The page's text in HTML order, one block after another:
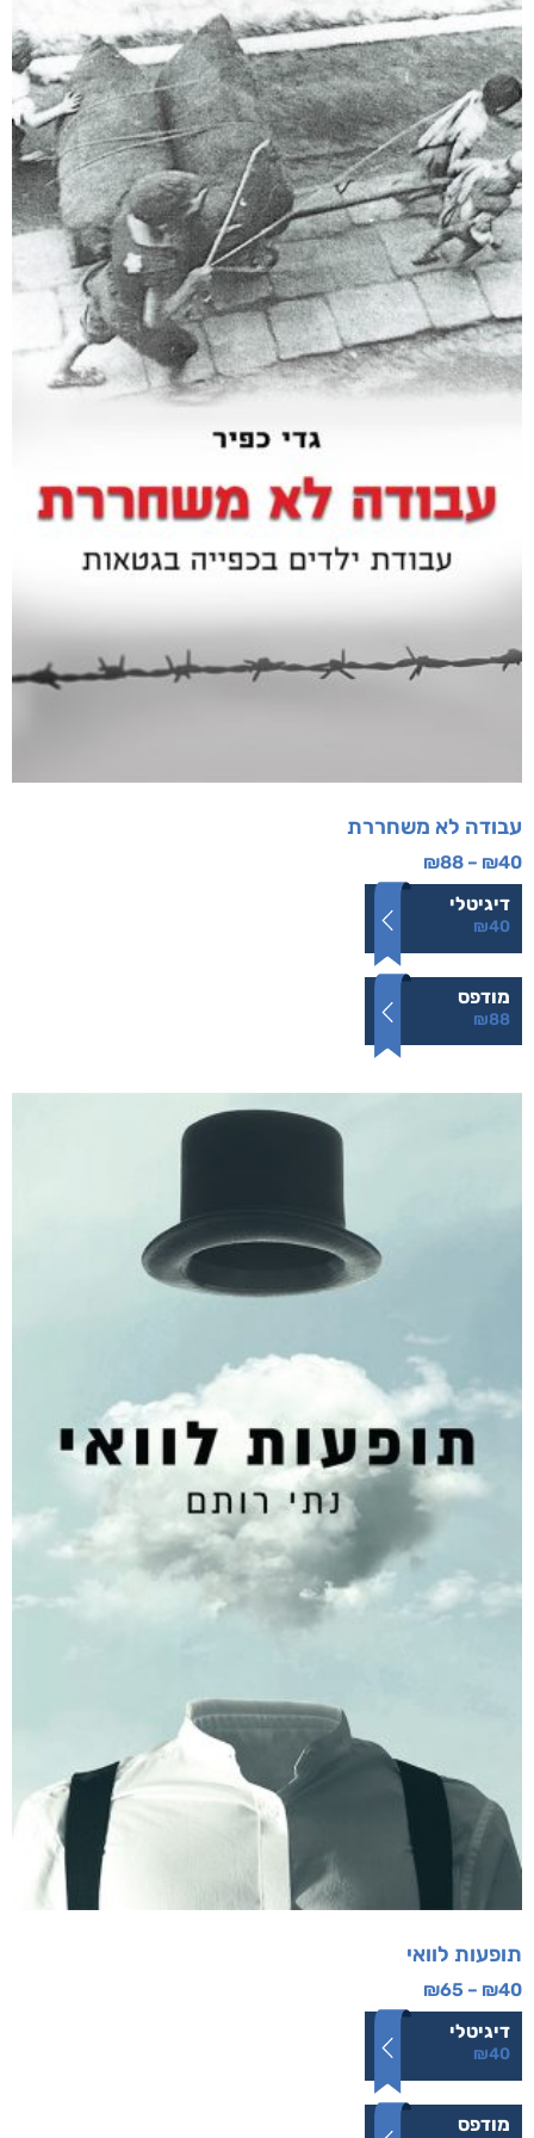
עבודה לא משחררת
₪40
–
₪88
דיגיטלי
₪40
מודפס
₪88
תופעות לוואי
₪40
–
₪65
דיגיטלי
₪40
מודפס